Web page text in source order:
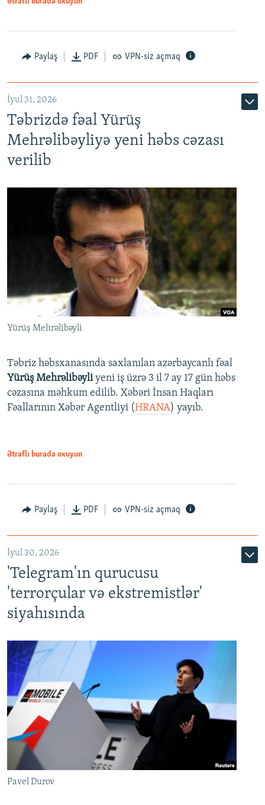
Paylaş PDF VPN-siz açmaq
İyul 31, 2026
Təbrizdə fəal Yürüş
Mehrəlibəyliyə yeni həbs cəzası
verilib
Yürüş Mehrəlibəyli
Təbriz həbsxanasında saxlanılan azərbaycanlı fəal
Yürüş Mehrəlibəyliyeni iş üzrə 3 il 7 ay 17 gün həbs
cəzasına məhkum edilib. Xəbəri İnsan Haqları
Fəallarının Xəbər Agentliyi (HRANA) yayıb.
Ətraflı burada oxuyun
Paylaş PDF VPN-siz açmaq
İyul 30, 2026
'Telegram'ın qurucusu
'terrorçular və ekstremistlər'
siyahısında
Pavel Durov